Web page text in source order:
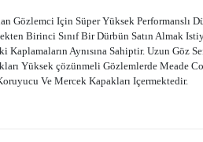
Gözlemci Için Süper Yüksek Performanslı
Birinci Sınıf Bir Dürbün Satın Almak
Aynısına Sahiptir. Uzun Göz
Yüksek çözünmeli Gözlemlerde Meade
Ve Mercek Kapakları Içermektedir.